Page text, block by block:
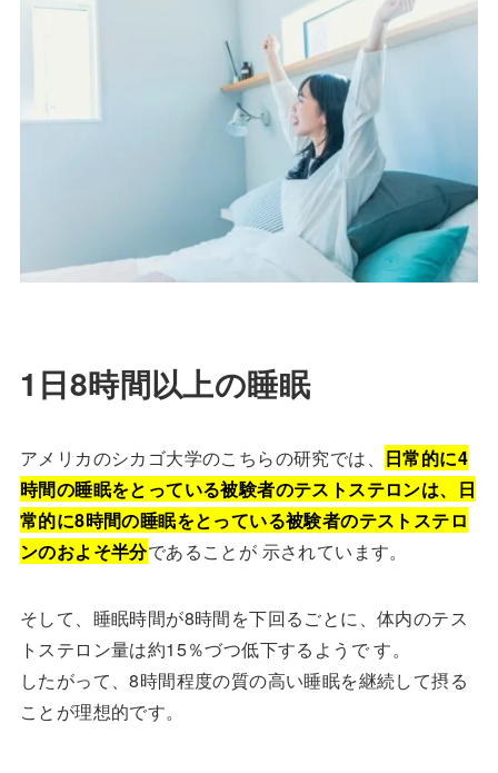
1日8時間以上の睡眠
アメリカのシカゴ大学のこちらの研究では、 日常的に4
時間の睡眠をとっている被験者のテストステロンは、日
常的に8時間の睡眠をとっている被験者のテストステロ
ンのおよそ半分であることが 示されています。
そして、睡眠時間が8時間を下回るごとに、体内のテス
トステロン量は約15％づつ低下するようで す。
したがって、8時間程度の質の高い睡眠を継続して摂る
ことが理想的です。